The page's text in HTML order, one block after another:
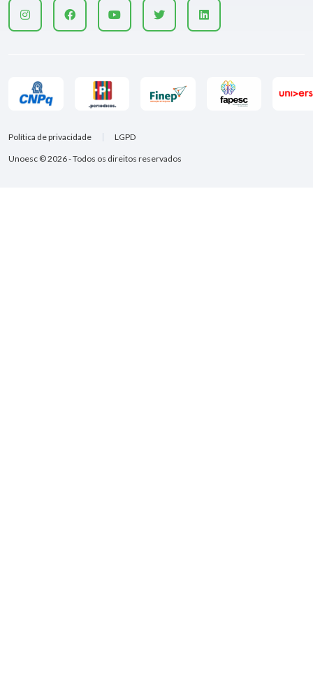
Unoesc © 2026 - Todos os direitos reservados
Política de privacidade LGPD